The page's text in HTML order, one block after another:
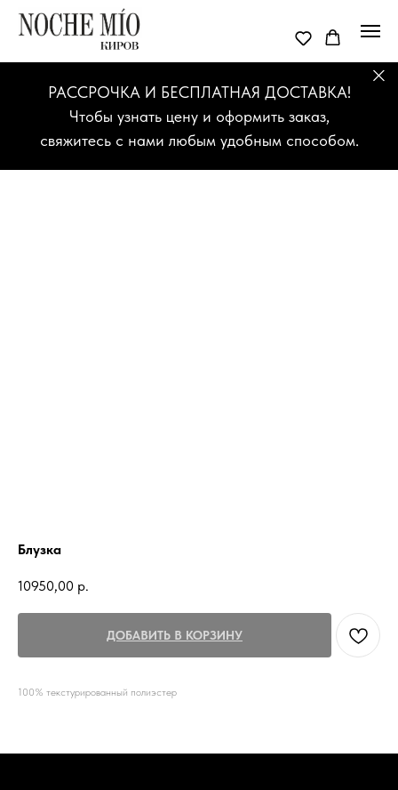
РАССРОЧКА И БЕСПЛАТНАЯ ДОСТАВКА!
Чтобы узнать цену и оформить заказ,
свяжитесь с нами любым удобным способом.
Блузка
10950,00 р.
ДОБАВИТЬ В КОРЗИНУ
100% текстурированный полиэстер